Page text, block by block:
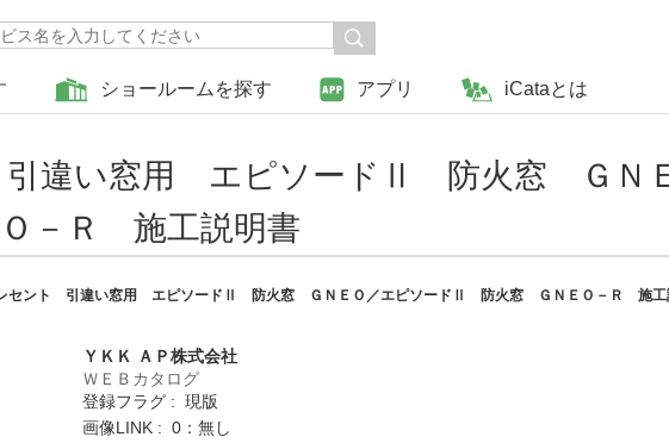
ショールームを探す アプリ iCataとは
違い窓用 エピソードⅡ 防火窓 ＧＮ
－Ｒ 施工説明書
セント 引違い窓用 エピソードⅡ 防火窓 ＧＮＥＯ／エピソードⅡ 防火窓 ＧＮＥＯ－Ｒ 施工
ＹＫＫ ＡＰ株式会社
ＷＥＢカタログ
登録フラグ : 現版
画像LINK : 0：無し